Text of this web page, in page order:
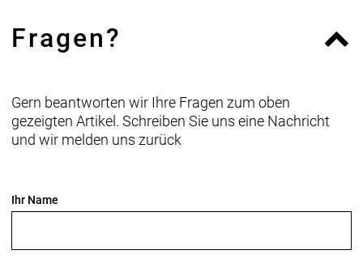
Geschlecht: Uni
Rahmen: Alpha Smooth Aluminium, interne
Zugführung, kompatibel mit Antriebsriemen,
Post Mount-Scheibenbremsaufnahme // Alpha
Smooth Aluminium, interne Zugführung, kompatibel
Fragen?
Gern beantworten wir Ihre Fragen zum oben
gezeigten Artikel. Schreiben Sie uns eine Nachricht
und wir melden uns zurück
Ihr Name